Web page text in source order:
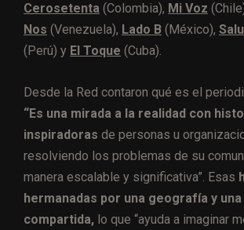
Cerosetenta (Colombia), Mi Voz
Nos (Venezuela), Lado B (México),
(Perú) y El Toque (Cuba).
Desde la Red contaron qué es el
“Es una mirada a la realidad con
inspiradoras de personas u
resolviendo los problemas de su
manera escalable y significativa”. Esas
hermanadas por una geografía y
compartida, lo que “ayuda a imaginar